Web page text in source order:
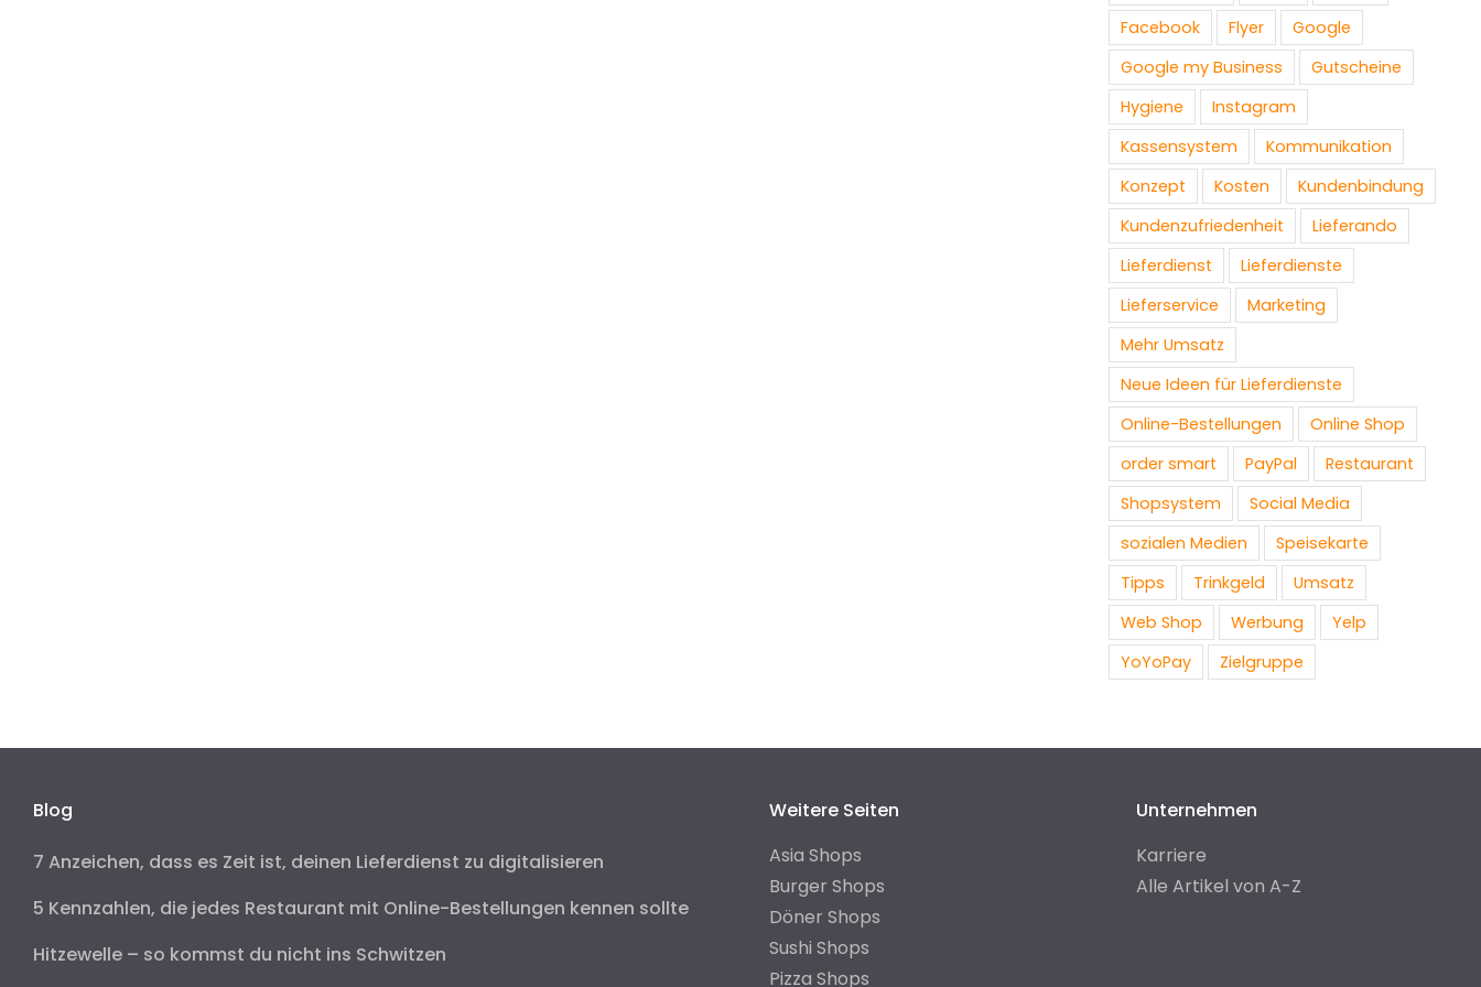
Facebook
Flyer
Google
Google my Business
Gutscheine
Hygiene
Instagram
Kassensystem
Kommunikation
Konzept
Kosten
Kundenbindung
Kundenzufriedenheit
Lieferando
Lieferdienst
Lieferdienste
Lieferservice
Marketing
Mehr Umsatz
Neue Ideen für Lieferdienste
Online-Bestellungen
Online Shop
order smart
PayPal
Restaurant
Shopsystem
Social Media
sozialen Medien
Speisekarte
Tipps
Trinkgeld
Umsatz
Web Shop
Werbung
Yelp
YoYoPay
Zielgruppe
Blog
7 Anzeichen, dass es Zeit ist, deinen Lieferdienst zu digitalisieren
5 Kennzahlen, die jedes Restaurant mit Online-Bestellungen kennen sollte
Hitzewelle – so kommst du nicht ins Schwitzen
Weitere Seiten
Asia Shops
Burger Shops
Döner Shops
Sushi Shops
Pizza Shops
Unternehmen
Karriere
Alle Artikel von A-Z